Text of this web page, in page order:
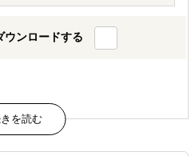
ウンロードする
調査設計から一緒に定義しま
分だけを、必要なときに。
スタッフと有識者の一次情報。